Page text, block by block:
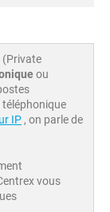
(Private
ou
téléphonique
IP , on parle de
vous